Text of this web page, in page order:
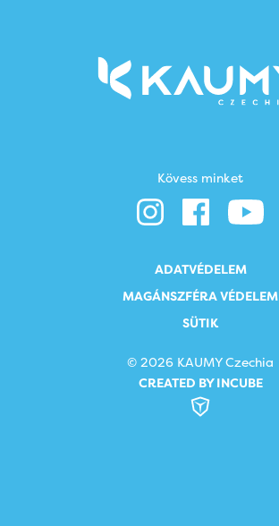
Kövess minket
ADATVÉDELEM
MAGÁNSZFÉRA VÉDELEM
SÜTIK
© 2026 KAUMY Czechia
CREATED BY INCUBE